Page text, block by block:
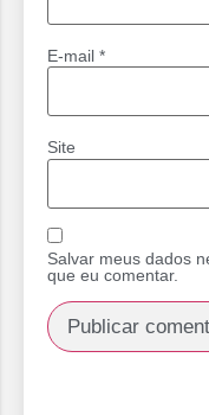
E-mail *
Site
Salvar meus dados
que eu comentar.